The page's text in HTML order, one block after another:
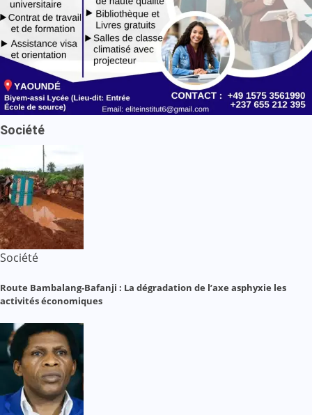
Société
Société
Route Bambalang-Bafanji : La dégradation de l’axe asphyxie les
activités économiques